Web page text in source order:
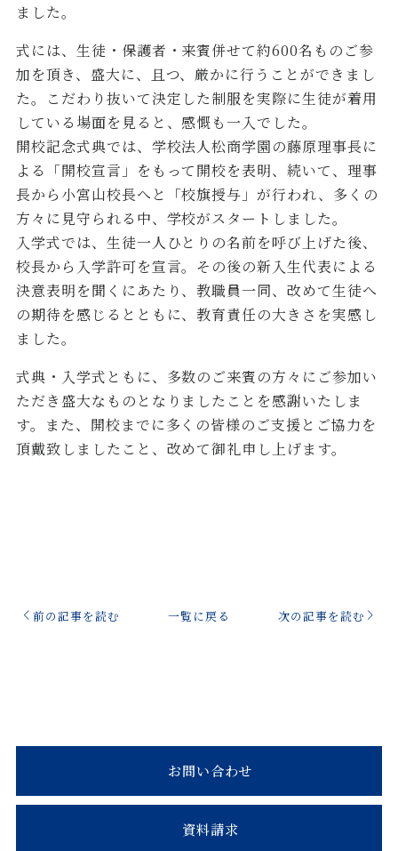
ました。
式には、生徒・保護者・来賓併せて約600名ものご参
加を頂き、盛大に、且つ、厳かに行うことができまし
た。こだわり抜いて決定した制服を実際に生徒が着用
している場面を見ると、感慨も一入でした。
開校記念式典では、学校法人松商学園の藤原理事長に
よる「開校宣言」をもって開校を表明、続いて、理事
長から小宮山校長へと「校旗授与」が行われ、多くの
方々に見守られる中、学校がスタートしました。
入学式では、生徒一人ひとりの名前を呼び上げた後、
校長から入学許可を宣言。その後の新入生代表による
決意表明を聞くにあたり、教職員一同、改めて生徒へ
の期待を感じるとともに、教育責任の大きさを実感し
ました。
式典・入学式ともに、多数のご来賓の方々にご参加い
ただき盛大なものとなりましたことを感謝いたしま
す。また、開校までに多くの皆様のご支援とご協力を
頂戴致しましたこと、改めて御礼申し上げます。
前の記事を読む 一覧に戻る 次の記事を読む
お問い合わせ
資料請求